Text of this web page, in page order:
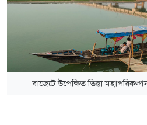
বাজেটে উপেক্ষিত তিস্তা